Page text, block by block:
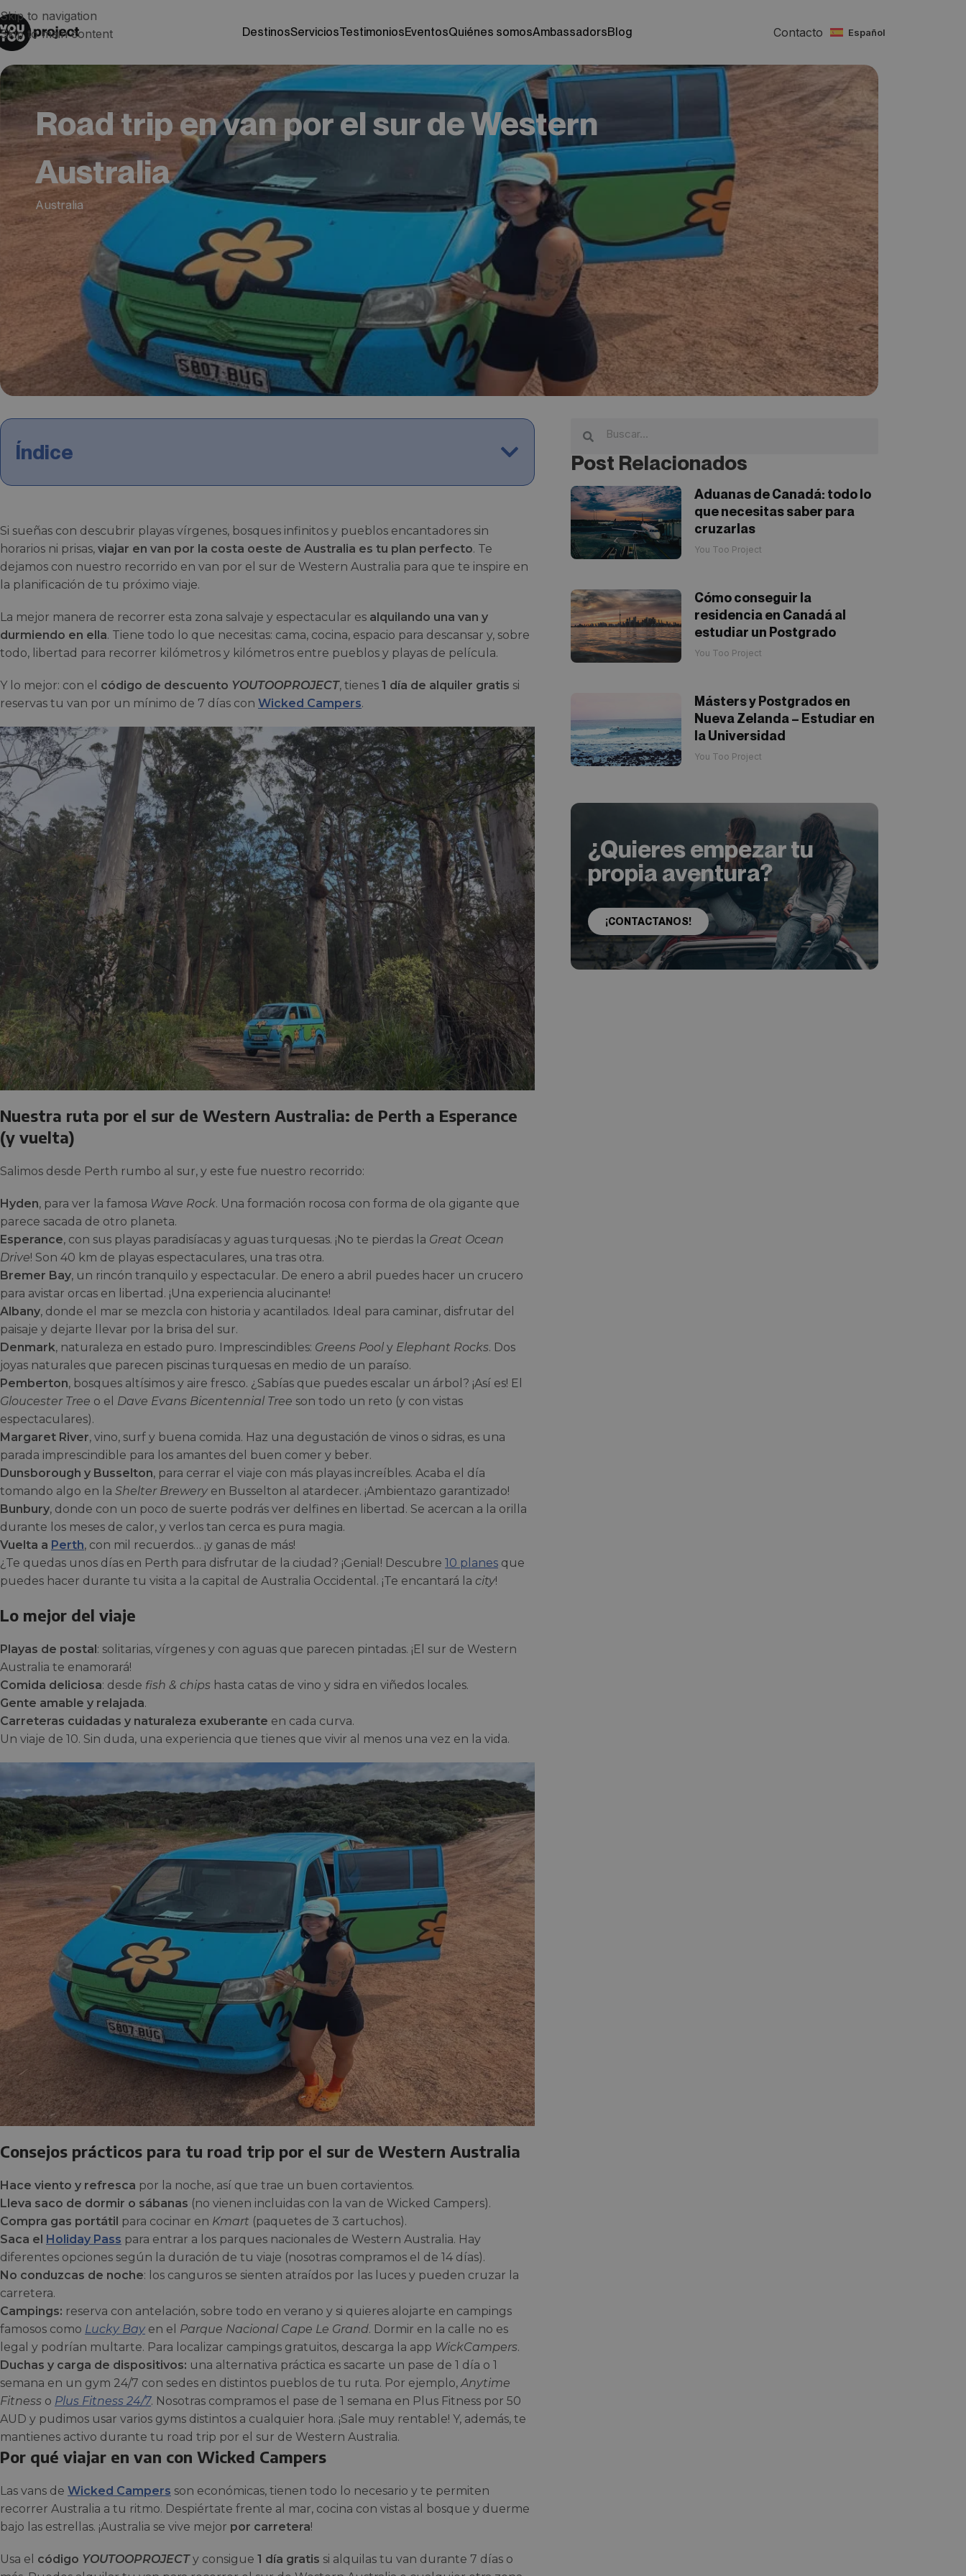
Skip to navigation
Skip to main content
destinos servicios testimonios eventos quiénes somos ambassadors blog Contacto español
Road trip en van por el sur de Western
Australia
Australia
Índice
Si sueñas con descubrir playas vírgenes, bosques infinitos y pueblos encantadores sin
horarios ni prisas, viajar en van por la costa oeste de Australia es tu plan perfecto. Te
dejamos con nuestro recorrido en van por el sur de Western Australia para que te inspire en
la planificación de tu próximo viaje.
La mejor manera de recorrer esta zona salvaje y espectacular es alquilando una van y
durmiendo en ella. Tiene todo lo que necesitas: cama, cocina, espacio para descansar y, sobre
todo, libertad para recorrer kilómetros y kilómetros entre pueblos y playas de película.
Y lo mejor: con el código de descuento YOUTOOPROJECT, tienes 1 día de alquiler gratis si
reservas tu van por un mínimo de 7 días con Wicked Campers.
Nuestra ruta por el sur de Western Australia: de Perth a Esperance
(y vuelta)
Salimos desde Perth rumbo al sur, y este fue nuestro recorrido:
Hyden, para ver la famosa Wave Rock. Una formación rocosa con forma de ola gigante que
parece sacada de otro planeta.
Esperance, con sus playas paradisíacas y aguas turquesas. ¡No te pierdas la Great Ocean
Drive! Son 40 km de playas espectaculares, una tras otra.
Bremer Bay, un rincón tranquilo y espectacular. De enero a abril puedes hacer un crucero
para avistar orcas en libertad. ¡Una experiencia alucinante!
Albany, donde el mar se mezcla con historia y acantilados. Ideal para caminar, disfrutar del
paisaje y dejarte llevar por la brisa del sur.
Denmark, naturaleza en estado puro. Imprescindibles: Greens Pool y Elephant Rocks. Dos
joyas naturales que parecen piscinas turquesas en medio de un paraíso.
Pemberton, bosques altísimos y aire fresco. ¿Sabías que puedes escalar un árbol? ¡Así es! El
Gloucester Tree o el Dave Evans Bicentennial Tree son todo un reto (y con vistas
espectaculares).
Margaret River, vino, surf y buena comida. Haz una degustación de vinos o sidras, es una
parada imprescindible para los amantes del buen comer y beber.
Dunsborough y Busselton, para cerrar el viaje con más playas increíbles. Acaba el día
tomando algo en la Shelter Brewery en Busselton al atardecer. ¡Ambientazo garantizado!
Bunbury, donde con un poco de suerte podrás ver delfines en libertad. Se acercan a la orilla
durante los meses de calor, y verlos tan cerca es pura magia.
Vuelta a Perth, con mil recuerdos… ¡y ganas de más!
¿Te quedas unos días en Perth para disfrutar de la ciudad? ¡Genial! Descubre 10 planes que
puedes hacer durante tu visita a la capital de Australia Occidental. ¡Te encantará la city!
Lo mejor del viaje
Playas de postal: solitarias, vírgenes y con aguas que parecen pintadas. ¡El sur de Western
Australia te enamorará!
Comida deliciosa: desde fish & chips hasta catas de vino y sidra en viñedos locales.
Gente amable y relajada.
Carreteras cuidadas y naturaleza exuberante en cada curva.
Un viaje de 10. Sin duda, una experiencia que tienes que vivir al menos una vez en la vida.
Consejos prácticos para tu road trip por el sur de Western Australia
Hace viento y refresca por la noche, así que trae un buen cortavientos.
Lleva saco de dormir o sábanas (no vienen incluidas con la van de Wicked Campers).
Compra gas portátil para cocinar en Kmart (paquetes de 3 cartuchos).
Saca el
Holiday Pass para entrar a los parques nacionales de Western Australia. Hay
diferentes opciones según la duración de tu viaje (nosotras compramos el de 14 días).
No conduzcas de noche: los canguros se sienten atraídos por las luces y pueden cruzar la
carretera.
Campings: reserva con antelación, sobre todo en verano y si quieres alojarte en campings
famosos como Lucky Bay en el Parque Nacional Cape Le Grand. Dormir en la calle no es
legal y podrían multarte. Para localizar campings gratuitos, descarga la app WickCampers.
Duchas y carga de dispositivos: una alternativa práctica es sacarte un pase de 1 día o 1
semana en un gym 24/7 con sedes en distintos pueblos de tu ruta. Por ejemplo,Anytime
Fitness o Plus Fitness 24/7. Nosotras compramos el pase de 1 semana en Plus Fitness por 50
AUD y pudimos usar varios gyms distintos a cualquier hora. ¡Sale muy rentable! Y, además, te
mantienes activo durante tu road trip por el sur de Western Australia.
Por qué viajar en van con Wicked Campers
Las vans de Wicked Campers son económicas, tienen todo lo necesario y te permiten
recorrer Australia a tu ritmo. Despiértate frente al mar, cocina con vistas al bosque y duerme
bajo las estrellas. ¡Australia se vive mejor por carretera!
Usa el código YOUTOOPROJECTy consigue 1 día gratis si alquilas tu van durante 7 días o
Post Relacionados
Aduanas de Canadá: todo lo
que necesitas saber para
cruzarlas
You Too Project
Cómo conseguir la
residencia en Canadá al
estudiar un Postgrado
You Too Project
Másters y Postgrados en
Nueva Zelanda – Estudiar en
la Universidad
You Too Project
¿Quieres empezar tu
propia aventura?
¡CONTACTANOS!